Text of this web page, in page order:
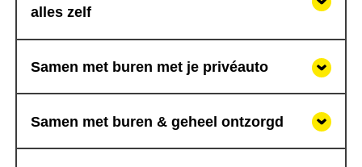
alles zelf
Samen met buren met je privéauto
Samen met buren & geheel ontzorgd